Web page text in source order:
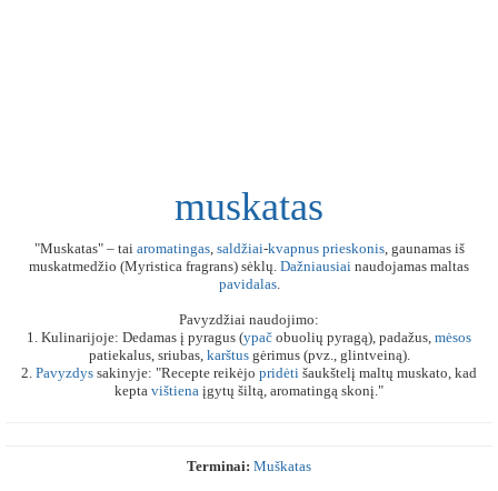
muskatas
"Muskatas" – tai aromatingas, saldžiai-kvapnus prieskonis, gaunamas iš
muskatmedžio (Myristica fragrans) sėklų. Dažniausiai naudojamas maltas
pavidalas.
Pavyzdžiai naudojimo:
1. Kulinarijoje: Dedamas į pyragus (ypač obuolių pyragą), padažus, mėsos
patiekalus, sriubas, karštusgėrimus (pvz., glintveiną).
2. Pavyzdys sakinyje: "Recepte reikėjo pridėti šaukštelį maltų muskato, kad
kepta vištiena įgytų šiltą, aromatingą skonį."
Terminai: Muškatas